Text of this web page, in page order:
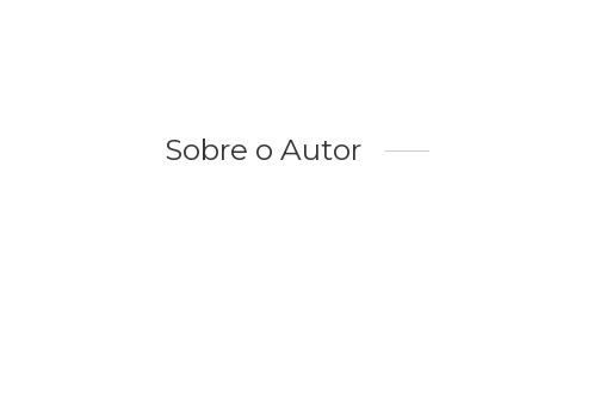
Sobre o Autor